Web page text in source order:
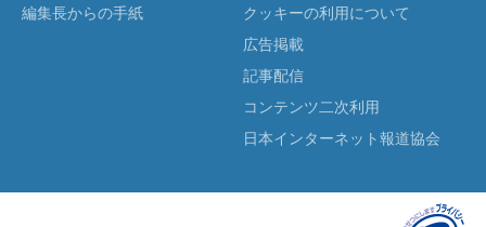
編集長からの手紙
クッキーの利用について
広告掲載
記事配信
コンテンツ二次利用
日本インターネット報道協会